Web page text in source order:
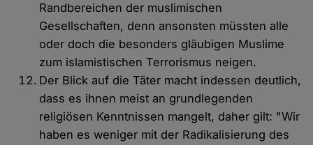
Randbereichen der muslimischen
Gesellschaften, denn ansonsten müssten alle
oder doch die besonders gläubigen Muslime
zum islamistischen Terrorismus neigen.
Der Blick auf die Täter macht indessen deutlich,
dass es ihnen meist an grundlegenden
religiösen Kenntnissen mangelt, daher gilt: "Wir
haben es weniger mit der Radikalisierung des